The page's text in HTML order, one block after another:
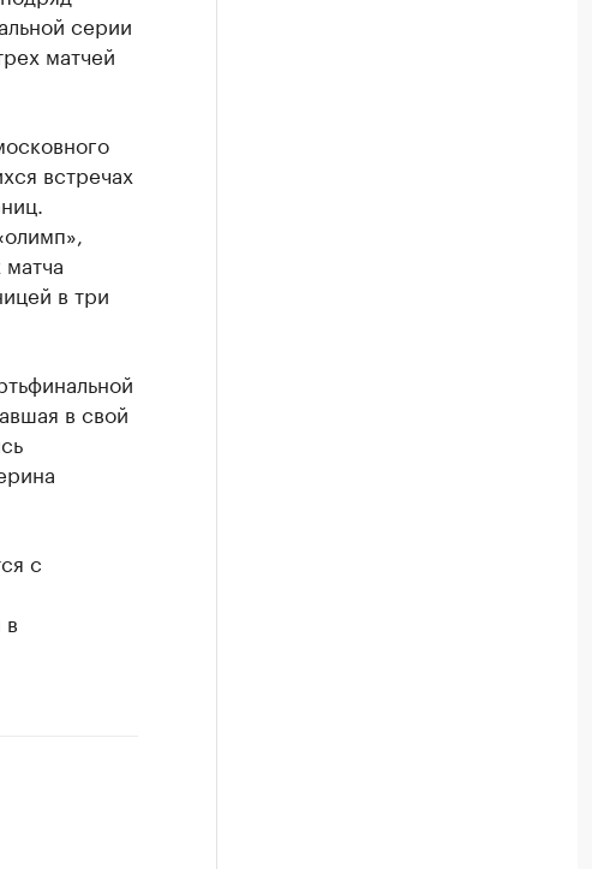
серии
матчей
встречах
в три
в свой
с